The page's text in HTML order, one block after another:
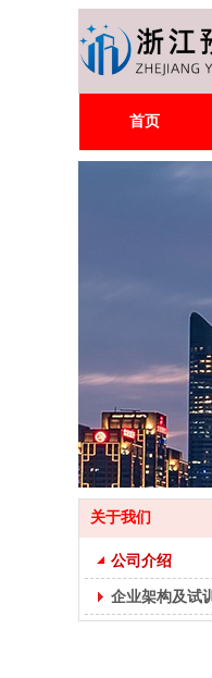
首页
关于我们
公司介绍
企业架构及试训